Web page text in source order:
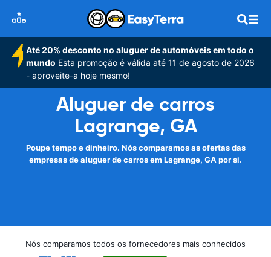
Até 20% desconto no aluguer de automóveis em todo o
mundo Esta promoção é válida até 11 de agosto de 2026
- aproveite-a hoje mesmo!
Aluguer de carros
Lagrange, GA
Poupe tempo e dinheiro. Nós comparamos as ofertas das
empresas de aluguer de carros em Lagrange, GA por si.
Nós comparamos todos os fornecedores mais conhecidos